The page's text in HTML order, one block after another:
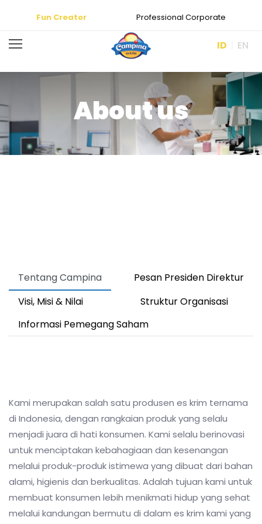
Fun Creator Professional Corporate
ID EN
About us
Tentang Campina
Pesan Presiden Direktur
Visi, Misi & Nilai
Struktur Organisasi
Informasi Pemegang Saham
Kami merupakan salah satu produsen es krim ternama
di Indonesia, dengan rangkaian produk yang selalu
menjadi juara di hati konsumen. Kami selalu berinovasi
untuk menciptakan kebahagiaan dan kesenangan
melalui produk-produk istimewa yang dibuat dari bahan
alami, higienis dan berkualitas. Adalah tujuan kami untuk
membuat konsumen lebih menikmati hidup yang sehat
melalui kandungan bermutu di dalam es krim kami yang